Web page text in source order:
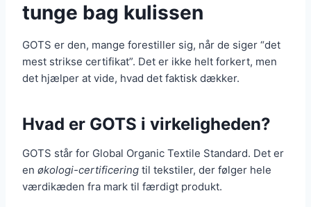
tunge bag kulissen
GOTS er den, mange forestiller sig, når de siger “det
mest strikse certifikat”. Det er ikke helt forkert, men
det hjælper at vide, hvad det faktisk dækker.
Hvad er GOTS i virkeligheden?
GOTS står for Global Organic Textile Standard. Det er
en økologi-certificering til tekstiler, der følger hele
værdikæden fra mark til færdigt produkt.